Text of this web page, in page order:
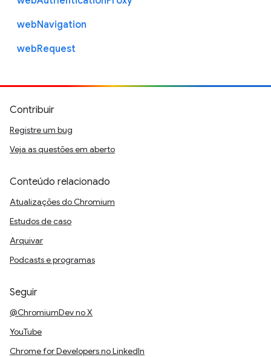
webNavigation
webRequest
Contribuir
Registre um bug
Veja as questões em aberto
Conteúdo relacionado
Atualizações do Chromium
Estudos de caso
Arquivar
Podcasts e programas
Seguir
@ChromiumDev no X
YouTube
Chrome for Developers no LinkedIn